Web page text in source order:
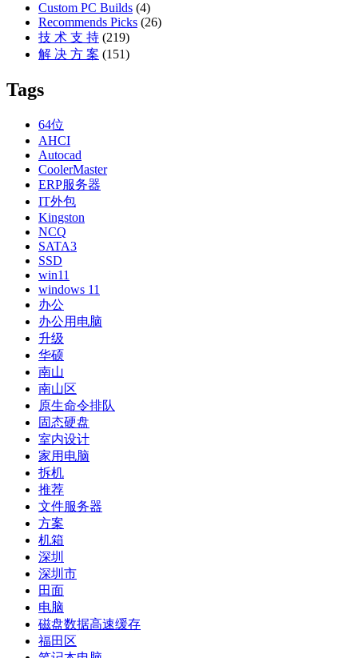
Custom PC Builds (4)
Recommends Picks (26)
技 术 支 持 (219)
解 决 方 案 (151)
Tags
64位
AHCI
Autocad
CoolerMaster
ERP服务器
IT外包
Kingston
NCQ
SATA3
SSD
win11
windows 11
办公
办公用电脑
升级
华硕
南山
南山区
原生命令排队
固态硬盘
室内设计
家用电脑
拆机
推荐
文件服务器
方案
机箱
深圳
深圳市
田面
电脑
磁盘数据高速缓存
福田区